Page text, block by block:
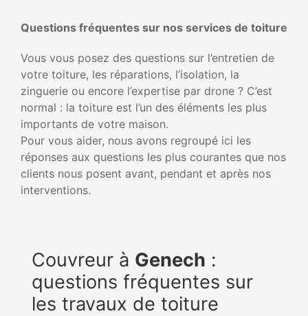
Questions fréquentes sur nos services de toiture
Vous vous posez des questions sur l’entretien de
votre toiture, les réparations, l’isolation, la
zinguerie ou encore l’expertise par drone ? C’est
normal : la toiture est l’un des éléments les plus
importants de votre maison.
Pour vous aider, nous avons regroupé ici les
réponses aux questions les plus courantes que nos
clients nous posent avant, pendant et après nos
interventions.
Couvreur à Genech :
questions fréquentes sur
les travaux de toiture